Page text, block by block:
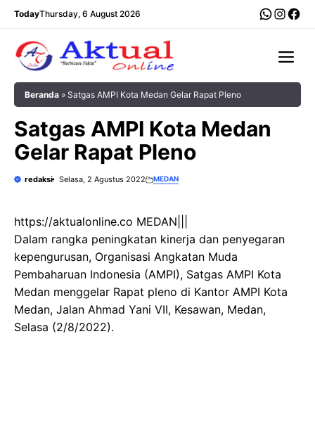
Langsung
TodayThursday, 6 August 2026
Beranda » Satgas AMPI Kota Medan Gelar Rapat Pleno
Satgas AMPI Kota Medan
Gelar Rapat Pleno
redaksi Selasa, 2 Agustus 2022 MEDAN
https://aktualonline.co MEDAN|||
Dalam rangka peningkatan kinerja dan penyegaran
kepengurusan, Organisasi Angkatan Muda
Pembaharuan Indonesia (AMPI), Satgas AMPI Kota
Medan menggelar Rapat pleno di Kantor AMPI Kota
Medan, Jalan Ahmad Yani VII, Kesawan, Medan,
Selasa (2/8/2022).